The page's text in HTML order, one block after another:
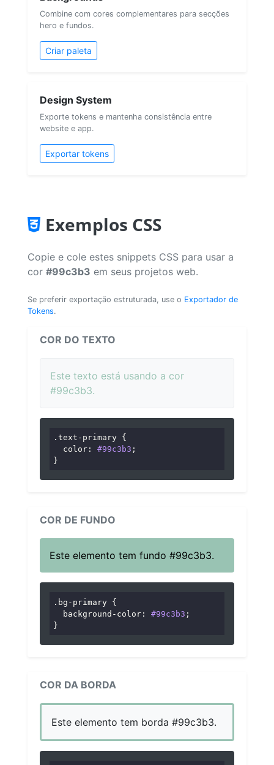
Combine com cores complementares para secções
hero e fundos.
Criar paleta
Design System
Exporte tokens e mantenha consistência entre
website e app.
Exportar tokens
Exemplos CSS
Copie e cole estes snippets CSS para usar a
cor #99c3b3 em seus projetos web.
Se preferir exportação estruturada, use o Exportador de
Tokens.
COR DO TEXTO
Este texto está usando a cor
#99c3b3.
.text-primary {
color : #99c3b3 ;
}
COR DE FUNDO
Este elemento tem fundo #99c3b3.
.bg-primary {
background-color : #99c3b3 ;
}
COR DA BORDA
Este elemento tem borda #99c3b3.